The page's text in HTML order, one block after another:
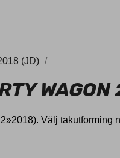
(JD)
Välj takutforming